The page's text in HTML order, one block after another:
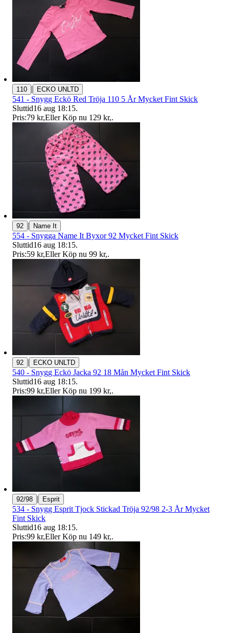
110 | ECKO UNLTD
541 - Snygg Eckö Red Tröja 110 5 År Mycket Fint Skick
Sluttid16 aug 18:15.
Pris:79 kr,Eller Köp nu 129 kr,.
92 | Name It
554 - Snygga Name It Byxor 92 Mycket Fint Skick
Sluttid16 aug 18:15.
Pris:59 kr,Eller Köp nu 99 kr,.
92 | ECKO UNLTD
540 - Snygg Eckö Jacka 92 18 Mån Mycket Fint Skick
Sluttid16 aug 18:15.
Pris:99 kr,Eller Köp nu 199 kr,.
92/98 | Esprit
534 - Snygg Esprit Tjock Stickad Tröja 92/98 2-3 År Mycket
Fint Skick
Sluttid16 aug 18:15.
Pris:99 kr,Eller Köp nu 149 kr,.